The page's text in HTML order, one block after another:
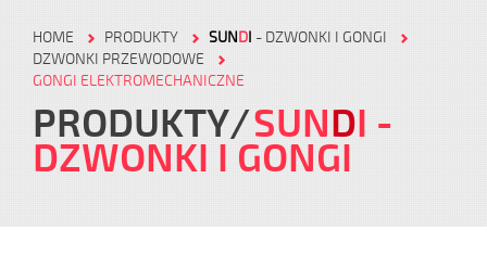
HOME PRODUKTY SUNDI - DZWONKI I GONGI
DZWONKI PRZEWODOWE
GONGI ELEKTROMECHANICZNE
PRODUKTY SUNDI -
DZWONKI I GONGI